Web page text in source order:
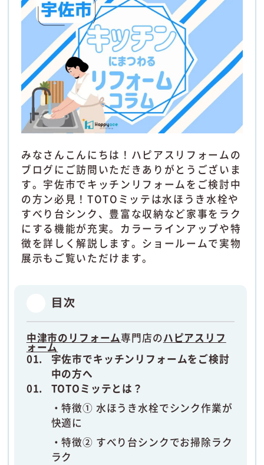
みなさんこんにちは！ハピアスリフォームの
ブログにご訪問いただきありがとうございま
す。宇佐市でキッチンリフォームをご検討中
の方ン必見！TOTOミッテは水ほうき水栓や
すべり台シンク、豊富な収納など家事をラク
にする機能が充実。カラーラインアップや特
徴を詳しく解説します。ショールームで実物
展示もご覧いただけます。
目次
中津市のリフォーム専門店のハピアスリフ
ォーム
宇佐市でキッチンリフォームをご検討
中の方へ
TOTOミッテとは？
特徴① 水ほうき水栓でシンク作業が
快適に
特徴② すべり台シンクでお掃除ラク
ラク